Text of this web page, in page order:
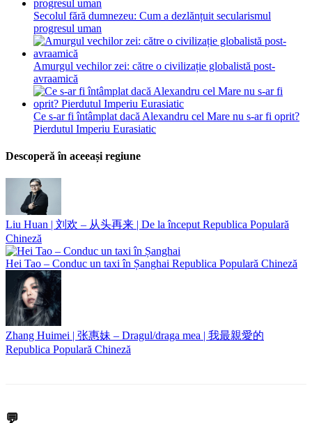
Secolul fără dumnezeu: Cum a dezlănțuit secularismul
progresul uman
Amurgul vechilor zei: către o civilizație globalistă post-
avraamică
Ce s-ar fi întâmplat dacă Alexandru cel Mare nu s-ar fi oprit?
Pierdutul Imperiu Eurasiatic
Descoperă în aceeași regiune
Liu Huan | 刘欢 – 从头再来 | De la început Republica Populară
Chineză
Hei Tao – Conduc un taxi în Șanghai Republica Populară Chineză
Zhang Huimei | 张惠妹 – Dragul/draga mea | 我最親愛的
Republica Populară Chineză
💬